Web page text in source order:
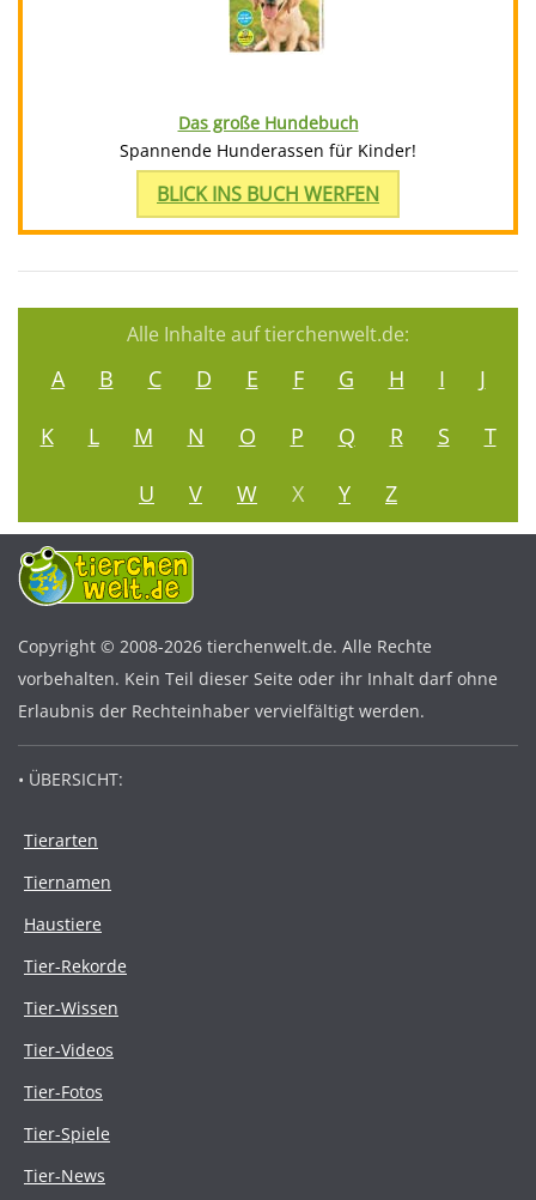
Das große Hundebuch
Spannende Hunderassen für Kinder!
BLICK INS BUCH WERFEN
Alle Inhalte auf tierchenwelt.de:
A B C D E F G H I
J
K
L M N O P Q R S
T
U
V W X Y Z
Copyright © 2008-2026 tierchenwelt.de. Alle Rechte
vorbehalten. Kein Teil dieser Seite oder ihr Inhalt darf ohne
Erlaubnis der Rechteinhaber vervielfältigt werden.
• ÜBERSICHT:
Tierarten
Tiernamen
Haustiere
Tier-Rekorde
Tier-Wissen
Tier-Videos
Tier-Fotos
Tier-Spiele
Tier-News